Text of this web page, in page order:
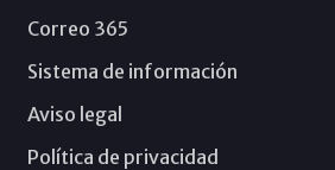
Correo 365
Sistema de información
Aviso legal
Política de privacidad